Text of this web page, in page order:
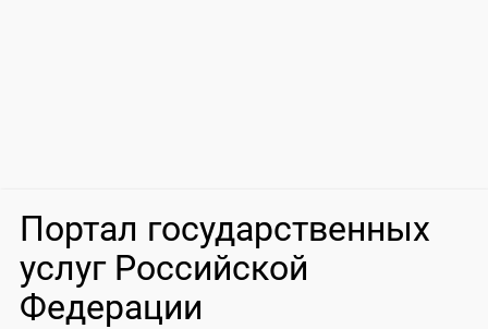
Портал государственных
услуг Российской
Федерации